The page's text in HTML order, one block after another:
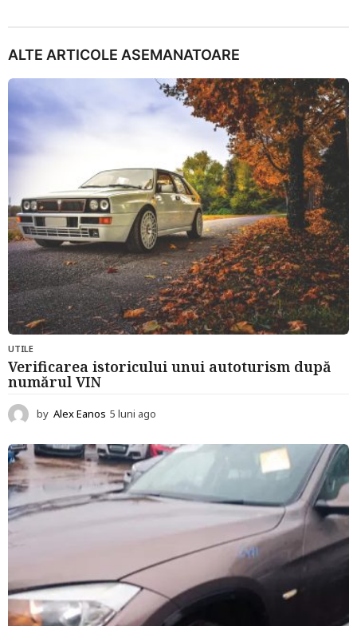
ALTE ARTICOLE ASEMANATOARE
UTILE
Verificarea istoricului unui autoturism după
numărul VIN
by Alex Eanos 5 luni ago
u
n
a
g